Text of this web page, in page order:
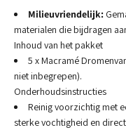
Milieuvriendelijk:
materialen die bijdragen
Inhoud van het pakket
5 x Macramé
niet inbegrepen).
Onderhoudsinstructies
Reinig voorzichtig met
sterke vochtigheid en